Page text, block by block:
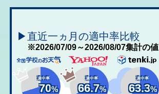
▶直近一ヵ月の適中率比較
※2026/07/09～2026/08/07集計の値
適中率
70%
適中率
66.7%
適中率
63.3%